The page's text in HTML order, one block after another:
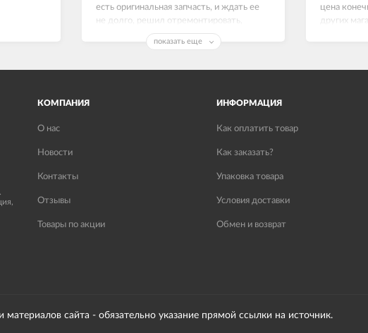
есть оригинальная запчасть, и ждать ее
не долго, решил отремонтировать,
сейчас все работает как часы.
показать еще
цена
других
Замок
КОМПАНИЯ
О нас
Новости
Контакты
Отзывы
Товары по акции
ИНФОРМАЦИЯ
Как оплатить товар
Как заказать?
Упаковка товара
Условия доставки
Обмен и возврат
сайта - обязательно указание прямой ссылки на источник.